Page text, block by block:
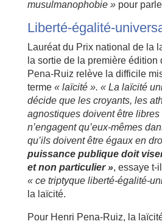
musulmanophobie »pour
Liberté-égalité-
Lauréat du Prix national de la
la sortie de la première édition
Pena-Ruiz relève la difficile
terme« laïcité ». « La laïcité
décide que les croyants, les
agnostiques doivent être libres
n’engagent qu’eux-mêmes
qu’ils doivent être égaux en
puissance publique doit
et non particulier », essaye t-
« ce triptyque liberté-égalité-
la laïcité.
Pour Henri Pena-Ruiz, la